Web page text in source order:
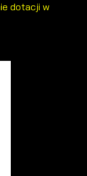
dotacji w